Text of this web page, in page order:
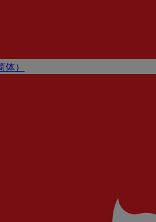
）